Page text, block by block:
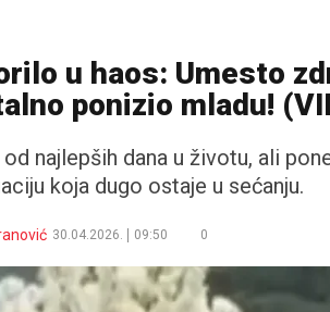
u haos: Umesto
ponizio mladu!
najlepših dana u životu, ali
koja dugo ostaje u sećanju.
30.04.2026. 09:50 0